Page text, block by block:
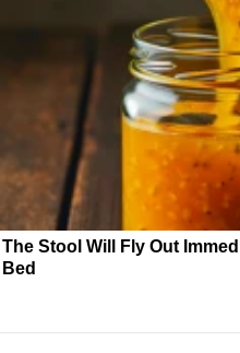
The Stool Will Fly Out
Bed